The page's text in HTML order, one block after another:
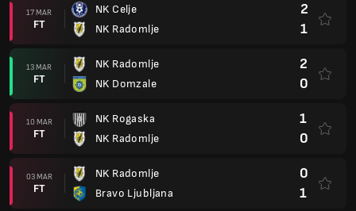
17 MAR
FT
NK Celje
NK Radomlje
2
1
13 MAR
FT
NK Radomlje
NK Domzale
2
0
10 MAR
FT
NK Rogaska
NK Radomlje
1
0
03 MAR
FT
NK Radomlje
Bravo Ljubljana
0
1